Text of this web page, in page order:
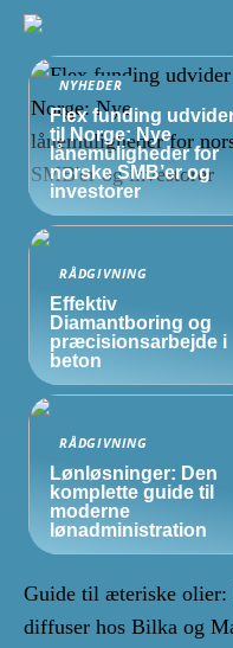
NYHEDER
Flex funding
til Norge: Nye
lånemuligheder for
norskeSMB’erog
investorer
RÅDGIVNING
Effektiv
Diamantboring og
præcisionsarbejde i
beton
RÅDGIVNING
Lønløsninger: Den
komplette guide til
moderne
lønadministration
Guide til æteriske olier:
diffuser hos Bilka og